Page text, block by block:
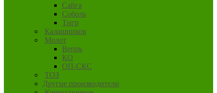
Сайга
Соболь
Тигр
Калашников
Молот
Вепрь
КО
ОП-СКС
ТОЗ
Другие производители